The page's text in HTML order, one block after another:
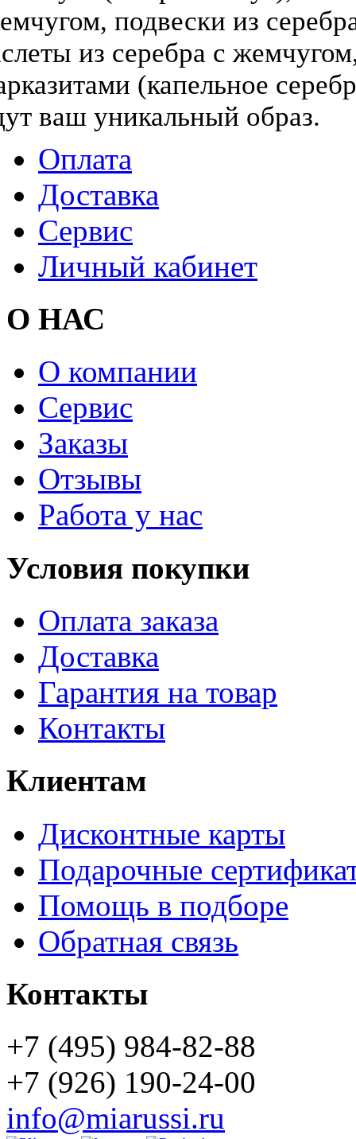
подвески из
из серебра с
(капельное
ваш уникальный образ.
Оплата
Доставка
Сервис
Личный кабинет
О НАС
О компании
Сервис
Заказы
Отзывы
Работа у нас
Условия покупки
Оплата заказа
Доставка
Гарантия на товар
Контакты
Клиентам
Дисконтные карты
Подарочные
Помощь в подборе
Обратная связь
Контакты
+7 (495) 984-82-88
+7 (926) 190-24-00
info@miarussi.ru